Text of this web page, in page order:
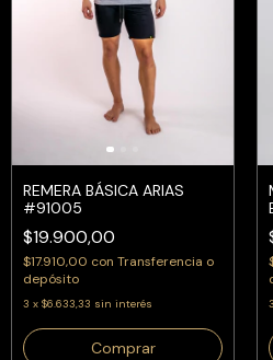
REMERA BÁSICA ARIAS
#91005
$19.900,00
$17.910,00 con Transferencia o
depósito
3 x $6.633,33 sin interés
Comprar
3